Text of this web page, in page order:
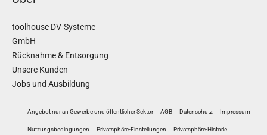
toolhouse DV-Systeme
GmbH
Rücknahme & Entsorgung
Unsere Kunden
Jobs und Ausbildung
Angebot nur an Gewerbe und öffentlicher Sektor AGB Datenschutz Impressum
Nutzungsbedingungen Privatsphäre-Einstellungen Privatsphäre-Historie